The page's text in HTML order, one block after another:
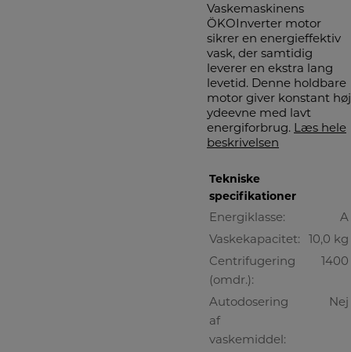
Vaskemaskinens
ÖKOInverter motor
sikrer en energieffektiv
vask, der samtidig
leverer en ekstra lang
levetid. Denne holdbare
motor giver konstant høj
ydeevne med lavt
energiforbrug. Læs hele
beskrivelsen
Tekniske
specifikationer
Energiklasse:
A
Vaskekapacitet:
10,0 kg
Centrifugering
(omdr.):
1400
Autodosering
af
vaskemiddel:
Nej